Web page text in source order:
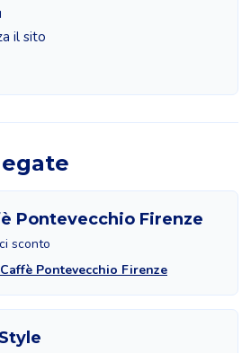
il sito
Pontevecchio Firenze
sconto
Pontevecchio Firenze